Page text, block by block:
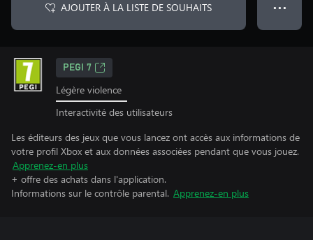
AJOUTER À LA LISTE DE SOUHAITS ● ● ●
PEGI 7
Légère violence
Interactivité des utilisateurs
Les éditeurs des jeux que vous lancez ont accès aux informations de
votre profil Xbox et aux données associées pendant que vous jouez.
Apprenez-en plus
+ offre des achats dans l'application.
Informations sur le contrôle parental. Apprenez-en plus